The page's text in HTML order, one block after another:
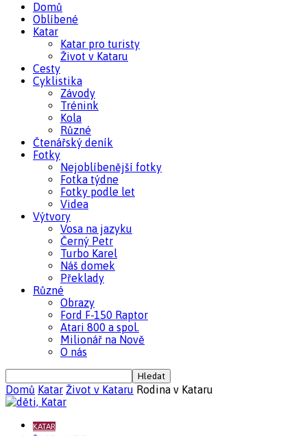
Domů
Oblíbené
Katar
Katar pro turisty
Život v Kataru
Cesty
Cyklistika
Závody
Trénink
Kola
Různé
Čtenářský deník
Fotky
Nejoblíbenější fotky
Fotka týdne
Fotky podle let
Videa
Výtvory
Vosa na jazyku
Černý Petr
Turbo Karel
Náš domek
Překlady
Různé
Obrazy
Ford F-150 Raptor
Atari 800 a spol.
Milionář na Nově
O nás
Domů Katar Život v Kataru Rodina v Kataru
KATAR